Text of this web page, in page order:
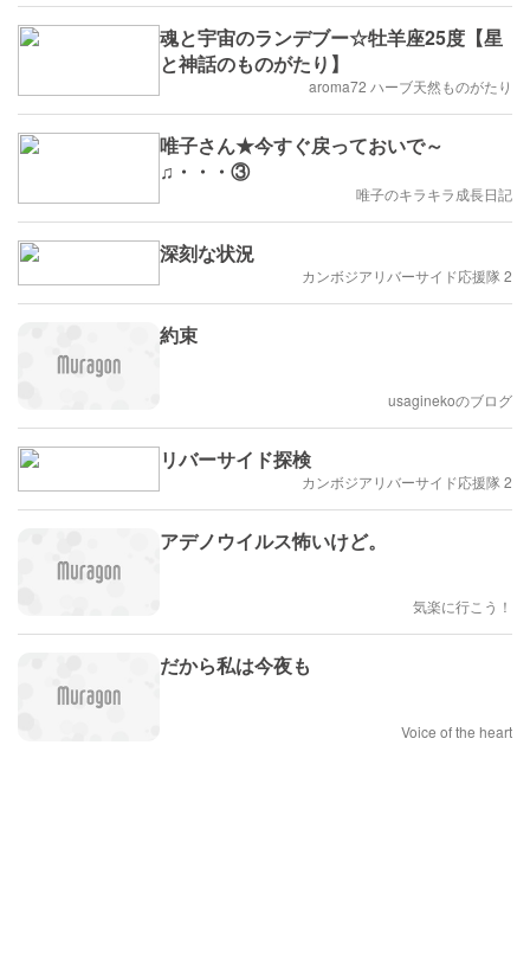
魂と宇宙のランデブー☆牡羊座25度【星
と神話のものがたり】
aroma72 ハーブ天然ものがたり
唯子さん★今すぐ戻っておいで～
♫・・・③
唯子のキラキラ成長日記
深刻な状況
カンボジアリバーサイド応援隊 2
約束
usaginekoのブログ
リバーサイド探検
カンボジアリバーサイド応援隊 2
アデノウイルス怖いけど。
気楽に行こう！
だから私は今夜も
Voice of the heart